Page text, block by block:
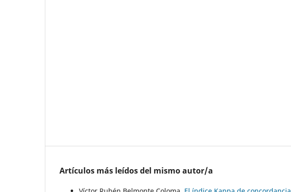
Artículos más leídos del mismo autor/a